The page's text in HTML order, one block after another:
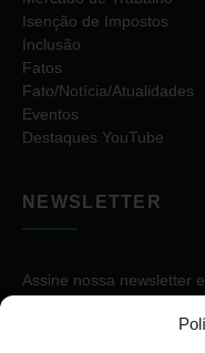
Isenção de Impostos
Inclusão
Fatos
Fato/Notícia/Atualidades
Eventos
Destaques YouTube
NEWSLETTER
Assine nossa newsletter